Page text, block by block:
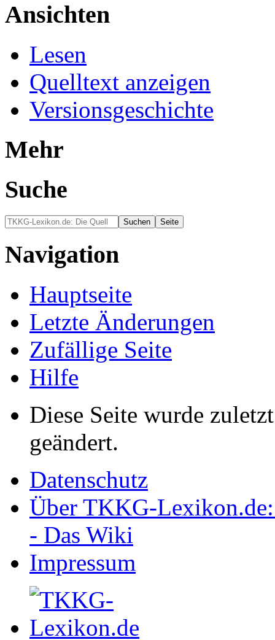
Ansichten
Lesen
Quelltext anzeigen
Versionsgeschichte
Mehr
Suche
Navigation
Hauptseite
Letzte Änderungen
Zufällige Seite
Hilfe
Diese Seite wurde
geändert.
Datenschutz
Über TKKG-
- Das Wiki
Impressum